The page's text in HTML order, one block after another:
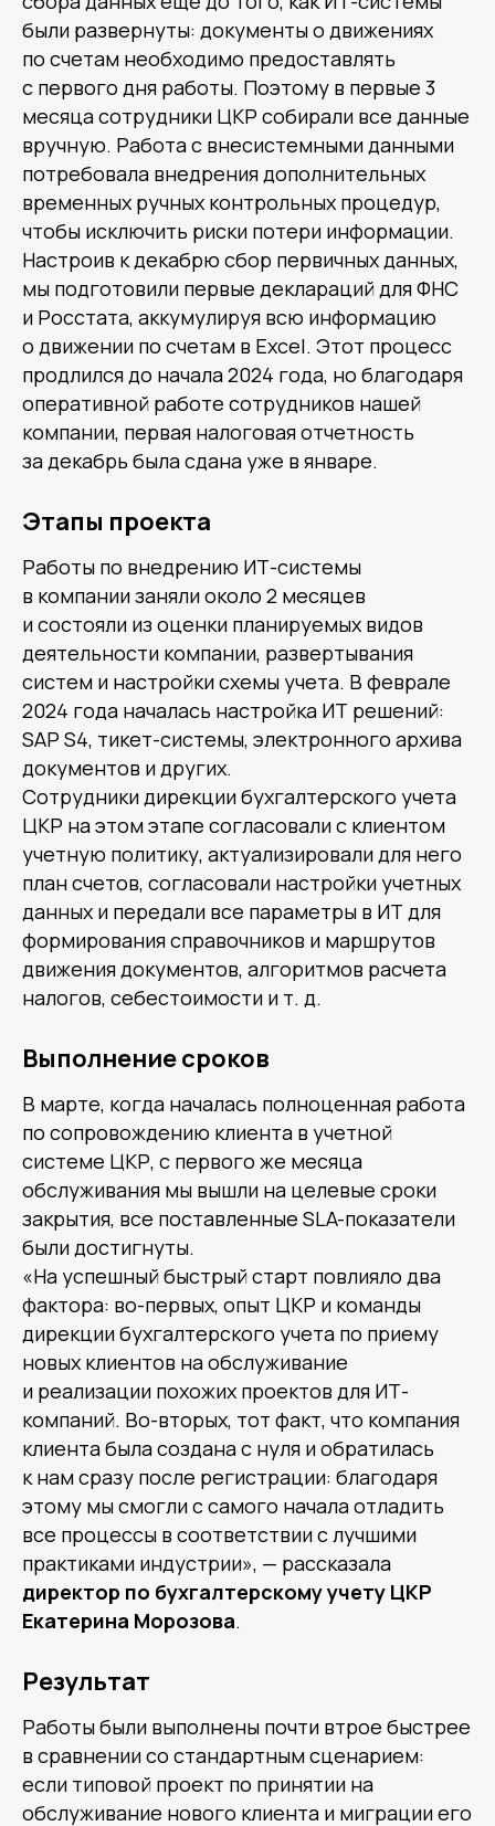
были развернуты: документы о движениях
по счетам необходимо предоставлять
с первого дня работы. Поэтому в первые 3
месяца сотрудники ЦКР собирали все данные
вручную. Работа с внесистемными данными
потребовала внедрения дополнительных
временных ручных контрольных процедур,
чтобы исключить риски потери информации.
Настроив к декабрю сбор первичных данных,
мы подготовили первые деклараций для ФНС
и Росстата, аккумулируя всю информацию
о движении по счетам в Excel. Этот процесс
продлился до начала 2024 года, но благодаря
оперативной работе сотрудников нашей
компании, первая налоговая отчетность
за декабрь была сдана уже в январе.
Этапы проекта
Работы по внедрению ИТ-системы
в компании заняли около 2 месяцев
и состояли из оценки планируемых видов
деятельности компании, развертывания
систем и настройки схемы учета. В феврале
2024 года началась настройка ИТ решений:
SAP S4, тикет-системы, электронного архива
документов и других.
Сотрудники дирекции бухгалтерского учета
ЦКР на этом этапе согласовали с клиентом
учетную политику, актуализировали для него
план счетов, согласовали настройки учетных
данных и передали все параметры в ИТ для
формирования справочников и маршрутов
движения документов, алгоритмов расчета
налогов, себестоимости и т. д.
Выполнение сроков
В марте, когда началась полноценная работа
по сопровождению клиента в учетной
системе ЦКР, с первого же месяца
обслуживания мы вышли на целевые сроки
закрытия, все поставленные SLA-показатели
были достигнуты.
«На успешный быстрый старт повлияло два
фактора: во-первых, опыт ЦКР и команды
дирекции бухгалтерского учета по приему
новых клиентов на обслуживание
и реализации похожих проектов для ИТ-
компаний. Во-вторых, тот факт, что компания
клиента была создана с нуля и обратилась
к нам сразу после регистрации: благодаря
этому мы смогли с самого начала отладить
все процессы в соответствии с лучшими
практиками индустрии», — рассказала
директор по бухгалтерскому учету ЦКР
Екатерина Морозова.
Результат
Работы были выполнены почти втрое быстрее
в сравнении со стандартным сценарием:
если типовой проект по принятии на
обслуживание нового клиента и миграции его
Другие статьи по теме